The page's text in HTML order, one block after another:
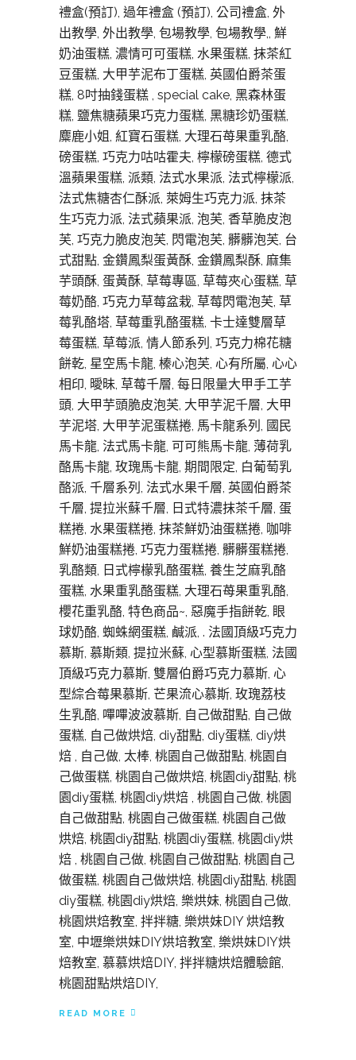
禮盒(預訂), 過年禮盒 (預訂), 公司禮盒, 外
出教學, 外出教學, 包場教學, 包場教學,, 鮮
奶油蛋糕, 濃情可可蛋糕, 水果蛋糕, 抹茶紅
豆蛋糕, 大甲芋泥布丁蛋糕, 英國伯爵茶蛋
糕, 8吋抽錢蛋糕 , special cake, 黑森林蛋
糕, 鹽焦糖蘋果巧克力蛋糕, 黑糖珍奶蛋糕,
麋鹿小姐, 紅寶石蛋糕, 大理石苺果重乳酪,
磅蛋糕, 巧克力咕咕霍夫, 檸檬磅蛋糕, 德式
溫蘋果蛋糕, 派類, 法式水果派, 法式檸檬派,
法式焦糖杏仁酥派, 萊姆生巧克力派, 抹茶
生巧克力派, 法式蘋果派, 泡芙, 香草脆皮泡
芙, 巧克力脆皮泡芙, 閃電泡芙, 髒髒泡芙, 台
式甜點, 金鑽鳳梨蛋黃酥, 金鑽鳳梨酥, 麻集
芋頭酥, 蛋黃酥, 草莓專區, 草莓夾心蛋糕, 草
莓奶酪, 巧克力草莓盆栽, 草莓閃電泡芙, 草
莓乳酪塔, 草莓重乳酪蛋糕, 卡士達雙層草
莓蛋糕, 草莓派, 情人節系列, 巧克力棉花糖
餅乾, 星空馬卡龍, 榛心泡芙, 心有所屬, 心心
相印, 曖昧, 草莓千層, 每日限量大甲手工芋
頭, 大甲芋頭脆皮泡芙, 大甲芋泥千層, 大甲
芋泥塔, 大甲芋泥蛋糕捲, 馬卡龍系列, 國民
馬卡龍, 法式馬卡龍, 可可熊馬卡龍, 薄荷乳
酪馬卡龍, 玫瑰馬卡龍, 期間限定, 白葡萄乳
酪派, 千層系列, 法式水果千層, 英國伯爵茶
千層, 提拉米蘇千層, 日式特濃抹茶千層, 蛋
糕捲, 水果蛋糕捲, 抹茶鮮奶油蛋糕捲, 咖啡
鮮奶油蛋糕捲, 巧克力蛋糕捲, 髒髒蛋糕捲,
乳酪類, 日式檸檬乳酪蛋糕, 養生芝麻乳酪
蛋糕, 水果重乳酪蛋糕, 大理石苺果重乳酪,
櫻花重乳酪, 特色商品~, 惡魔手指餅乾, 眼
球奶酪, 蜘蛛網蛋糕, 鹹派, . 法國頂級巧克力
慕斯, 慕斯類, 提拉米蘇, 心型慕斯蛋糕, 法國
頂級巧克力慕斯, 雙層伯爵巧克力慕斯, 心
型綜合莓果慕斯, 芒果流心慕斯, 玫瑰荔枝
生乳酪, 嗶嗶波波慕斯, 自己做甜點, 自己做
蛋糕, 自己做烘焙, diy甜點, diy蛋糕, diy烘
焙 , 自己做, 太棒, 桃園自己做甜點, 桃園自
己做蛋糕, 桃園自己做烘焙, 桃園diy甜點, 桃
園diy蛋糕, 桃園diy烘焙 , 桃園自己做, 桃園
自己做甜點, 桃園自己做蛋糕, 桃園自己做
烘焙, 桃園diy甜點, 桃園diy蛋糕, 桃園diy烘
焙 , 桃園自己做, 桃園自己做甜點, 桃園自己
做蛋糕, 桃園自己做烘焙, 桃園diy甜點, 桃園
diy蛋糕, 桃園diy烘焙, 樂烘妹, 桃園自己做,
桃園烘焙教室, 拌拌糖, 樂烘妹DIY 烘焙教
室, 中壢樂烘妹DIY烘培教室, 樂烘妹DIY烘
焙教室, 慕慕烘焙DIY, 拌拌糖烘焙體驗館,
桃園甜點烘焙DIY,
READ MORE